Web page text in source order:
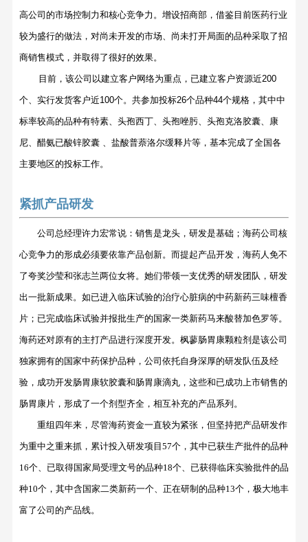
高公司的市场控制力和核心竞争力。增设招商部，借鉴目前医药行业
较为盛行的做法，对尚未开发的市场、尚未打开局面的品种采取了招
商销售模式，并取得了很好的效果。
目前，该公司以建立客户网络为重点，已建立客户资源近200
个、实行发货客户近100个。共参加投标26个品种44个规格，其中中
标率较高的品种有特素、头孢西丁、头孢唑肟、头孢克洛胶囊、康
尼、醋氨已酸锌胶囊 、盐酸普萘洛尔缓释片等，基本完成了全国各
主要地区的投标工作。
紧抓产品研发
公司总经理许力宏常说：销售是龙头，研发是基础；海药公司核
心竞争力的形成必须要依靠产品创新。而提起产品开发，海药人免不
了夸奖沙莹和张志兰两位女将。她们带领一支优秀的研发团队，研发
出一批新成果。如已进入临床试验的治疗心脏病的中药新药三味檀香
片；已完成临床试验并报批生产的国家一类新药马来酸替加色罗等。
海药还对原有的主打产品进行深度开发。枫蓼肠胃康颗粒剂是该公司
独家拥有的国家中药保护品种，公司依托自身深厚的研发队伍及经
验，成功开发肠胃康软胶囊和肠胃康滴丸，这些和已成功上市销售的
肠胃康片，形成了一个剂型齐全，相互补充的产品系列。
重组四年来，尽管海药资金一直较为紧张，但坚持把产品研发作
为重中之重来抓，累计投入研发项目 57个，其中已获生产批件的品种
16个、已取得国家局受理文号的品种18个、已获得临床实验批件的品
种10个，其中含国家二类新药一个、正在研制的品种13个，极大地丰
富了公司的产品线。